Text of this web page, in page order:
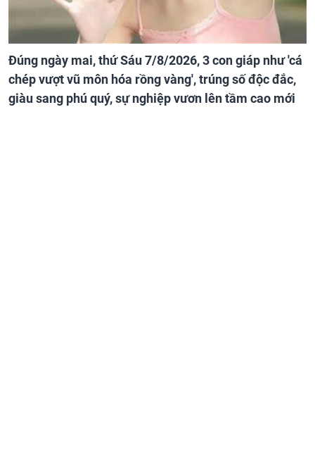
Đúng ngày mai, thứ Sáu 7/8/2026, 3 con giáp như 'cá
chép vượt vũ môn hóa rồng vàng', trúng số độc đắc,
giàu sang phú quý, sự nghiệp vươn lên tầm cao mới